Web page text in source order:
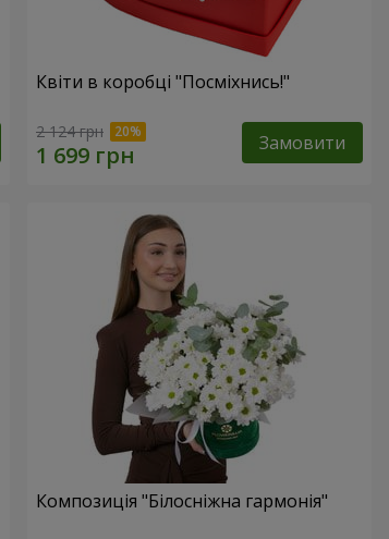
Квіти в коробці "Посміхнись!"
2 124 грн Замовити
Композиція "Білосніжна гармонія"